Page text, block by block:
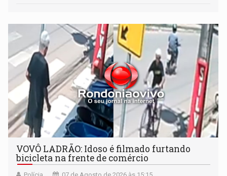
VOVÔ LADRÃO: Idoso é filmado furtando
bicicleta na frente de comércio